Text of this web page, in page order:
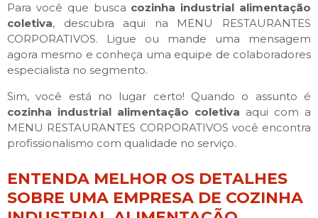
Para você que busca cozinha industrial alimentação
coletiva, descubra aqui na MENU RESTAURANTES
CORPORATIVOS. Ligue ou mande uma mensagem
agora mesmo e conheça uma equipe de colaboradores
especialista no segmento.
Sim, você está no lugar certo! Quando o assunto é
cozinha industrial alimentação coletiva aqui com a
MENU RESTAURANTES CORPORATIVOS você encontra
profissionalismo com qualidade no serviço.
ENTENDA MELHOR OS DETALHES
SOBRE UMA EMPRESA DE COZINHA